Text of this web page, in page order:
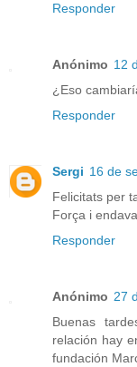
Responder
Anónimo 12
¿Eso
Responder
Sergi 16 de
Felicitats per
Força i
Responder
Anónimo 27
Buenas
relación hay
fundación